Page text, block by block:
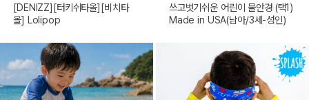
[DENIZZ][터키쉬타올][비치타
올] Lolipop
쓰고벗기쉬운 어린이 물안경 (택1)
Made in USA(남아/3세-성인)